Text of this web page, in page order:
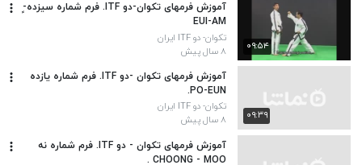
۰۹:۵۴
آموزش فرمهای تکوان-دو ITF. فرم شماره سیزده-ٍ
EUI-AM
تکوان- دو ITF ایران
۸ سال پیش
۰۹:۳۹
آموزش فرمهای تکوان -دو ITF. فرم شماره یازده
PO-EUN.
تکوان- دو ITF ایران
۸ سال پیش
آموزش فرمهای تکوان - دو ITF. فرم شماره نه
CHOONG - MOO .